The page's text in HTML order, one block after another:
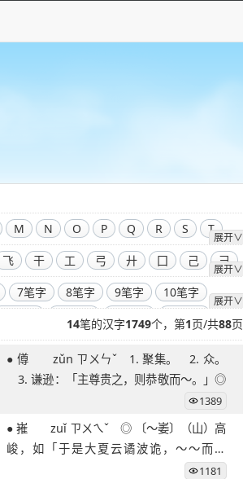
展开∨
M N O P Q R S
T
展开∨
飞 干 工 弓 廾 囗 己
彐
展开∨
7笔字 8笔字 9笔字
10笔字
17笔字 18笔字
19笔字
25笔字 26笔字 27笔字
28笔字
34笔字 35笔字 36笔字
39笔字
14笔的汉字1749个，第1页/共88页
● 僔 zǔn ㄗㄨㄣˇ 1. 聚集。 2. 众。
3. 谦逊：「主尊贵之，则恭敬而～。」◎
1389
● 嶊 zuǐ ㄗㄨㄟˇ ◎ 〔～崣〕（山）高
峻，如「于是大夏云谲波诡，～～而成
1181